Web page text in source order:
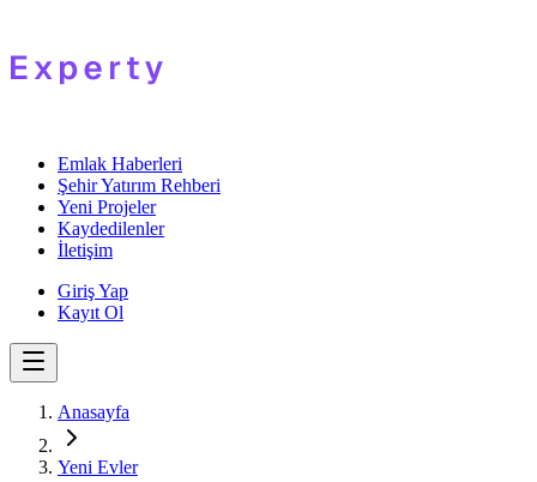
Emlak Haberleri
Şehir Yatırım Rehberi
Yeni Projeler
Kaydedilenler
İletişim
Giriş Yap
Kayıt Ol
Anasayfa
Yeni Evler